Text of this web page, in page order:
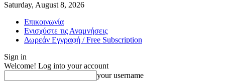
Saturday, August 8, 2026
Επικοινωνία
Ενισχύστε τις Αναμνήσεις
Δωρεάν Εγγραφή / Free Subscription
Sign in
Welcome! Log into your account
your username